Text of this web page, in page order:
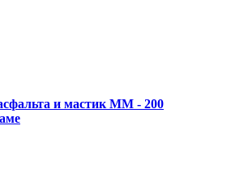
и мастик MM - 200